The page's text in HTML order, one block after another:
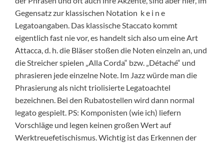
Gegensatz zur klassischen Notation k e i n e
Legatoangaben. Das klassische Staccato kommt
eigentlich fast nie vor, es handelt sich also um eine Art
Attacca, d. h. die Bläser stoßen die Noten einzeln an, und
die Streicher spielen „Alla Corda“ bzw. „Détaché“ und
phrasieren jede einzelne Note. Im Jazz würde man die
Phrasierung als nicht triolisierte Legatoachtel
bezeichnen. Bei den Rubatostellen wird dann normal
legato gespielt. PS: Komponisten (wie ich) liefern
Vorschläge und legen keinen großen Wert auf
Werktreuefetischismus. Wichtig ist das Erkennen der